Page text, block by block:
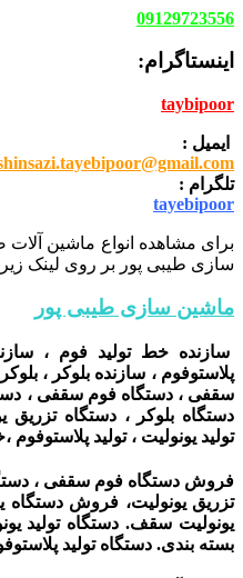
09129723556
اینستاگرام:
taybipoor
ایمیل :
تلگرام :
tayebipoor
برای مشاهده انواع ماشین آلات
سازی طیبی پور بر روی لینک زیر
ماشین سازی طیبی پور
سازنده خط تولید فوم ،
پلاستوفوم ، سازنده بلوکر ،
سقفی ، دستگاه فوم سقفی ،
دستگاه بلوکر ، دستگاه تزریق
تولید یونولیت ، تولید
فروش دستگاه فوم سقفی ،
تزریق یونولیت، فروش دستگاه
یونولیت سقف. دستگاه تولید
بسته بندی. دستگاه تولید